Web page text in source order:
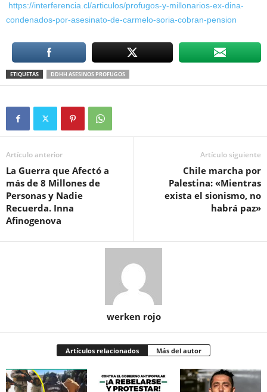
https://interferencia.cl/articulos/profugos-y-millonarios-ex-dina-
condenados-por-asesinato-de-carmelo-soria-cobran-pension
ETIQUETAS DDHH ASESINOS PROFUGOS
Artículo anterior
La Guerra que Afectó a
más de 8 Millones de
Personas y Nadie
Recuerda. Inna
Afinogenova
Artículo siguiente
Chile marcha por
Palestina: «Mientras
exista el sionismo, no
habrá paz»
werken rojo
Artículos relacionados Más del autor